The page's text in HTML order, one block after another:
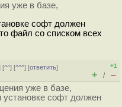
уже в базе,
софт должен
файл со списком всех
[^^] [^^^] [ответить]
+1
+ / –
уже в базе,
установке софт должен